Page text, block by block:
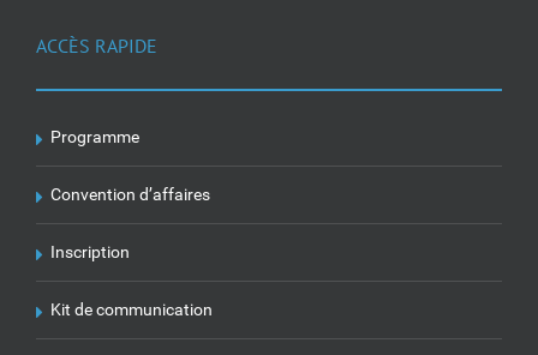
ACCÈS RAPIDE
Programme
Convention d’affaires
Inscription
Kit de communication